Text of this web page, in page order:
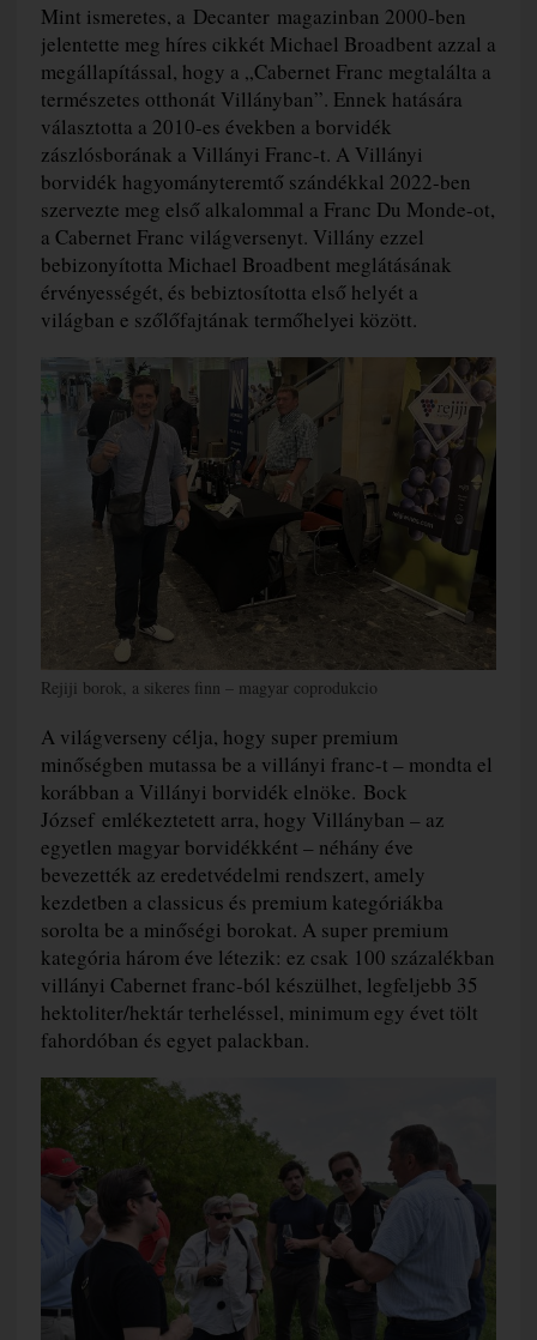
Mint ismeretes, a Decanter magazinban 2000-ben
jelentette meg híres cikkét Michael Broadbent azzal a
megállapítással, hogy a „Cabernet Franc megtalálta a
természetes otthonát Villányban”. Ennek hatására
választotta a 2010-es években a borvidék
zászlósborának a Villányi Franc-t. A Villányi
borvidék hagyományteremtő szándékkal 2022-ben
szervezte meg első alkalommal a Franc Du Monde-ot,
a Cabernet Franc világversenyt. Villány ezzel
bebizonyította Michael Broadbent meglátásának
érvényességét, és bebiztosította első helyét a
világban e szőlőfajtának termőhelyei között.
Rejiji borok, a sikeres finn – magyar coprodukcio
A világverseny célja, hogy super premium
minőségben mutassa be a villányi franc-t – mondta el
korábban a Villányi borvidék elnöke. Bock
József emlékeztetett arra, hogy Villányban – az
egyetlen magyar borvidékként – néhány éve
bevezették az eredetvédelmi rendszert, amely
kezdetben a classicus és premium kategóriákba
sorolta be a minőségi borokat. A super premium
kategória három éve létezik: ez csak 100 százalékban
villányi Cabernet franc-ból készülhet, legfeljebb 35
hektoliter/hektár terheléssel, minimum egy évet tölt
fahordóban és egyet palackban.